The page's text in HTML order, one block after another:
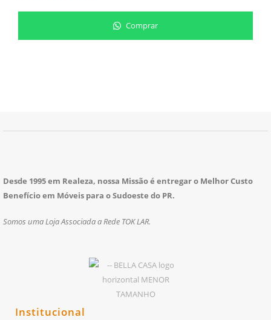
Comprar
Desde 1995 em Realeza, nossa Missão é entregar o Melhor Custo
Benefício em Móveis para o Sudoeste do PR.
Somos uma Loja Associada a Rede TOK LAR.
Institucional